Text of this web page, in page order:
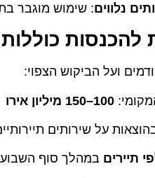
: שימוש מוגבר
כוללות
ועל הביקוש הצפוי:
100–150 מיליון אירו
במהלך סוף השבוע.